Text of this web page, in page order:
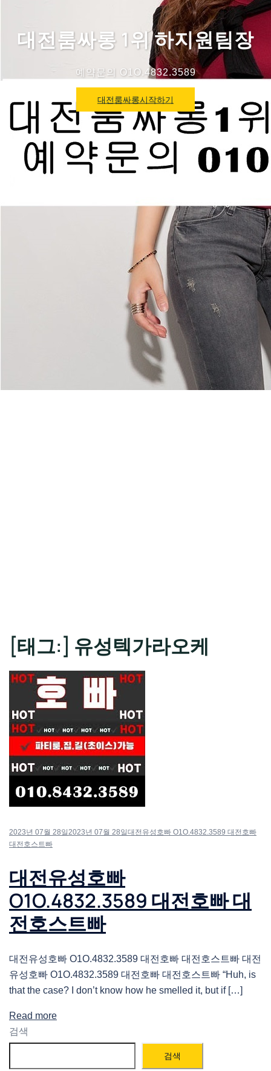
대전룸싸롱 1위 하지원팀장
예약문의 O1O.4832.3589
대전룸싸롱시작하기
[태그:] 유성텍가라오케
2023년 07월 28일2023년 07월 28일대전유성호빠 O1O.4832.3589 대전호빠
대전호스트빠
대전유성호빠
O1O.4832.3589 대전호빠 대
전호스트빠
대전유성호빠 O1O.4832.3589 대전호빠 대전호스트빠 대전
유성호빠 O1O.4832.3589 대전호빠 대전호스트빠 “Huh, is
that the case? I don’t know how he smelled it, but if […]
Read more
검색
검색